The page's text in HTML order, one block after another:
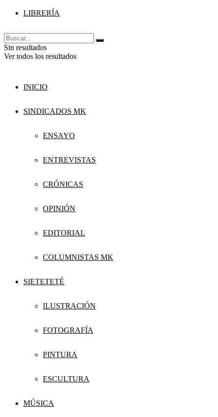
LIBRERÍA
Sin resultados
Ver todos los resultados
INICIO
SINDICADOS MK
ENSAYO
ENTREVISTAS
CRÓNICAS
OPINIÓN
EDITORIAL
COLUMNISTAS MK
SIETETETÉ
ILUSTRACIÓN
FOTOGRAFÍA
PINTURA
ESCULTURA
MÚSICA